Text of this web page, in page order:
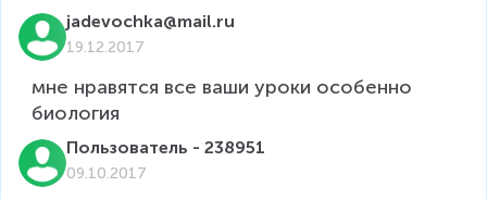
jadevochka@mail.ru
19.12.2017
мне нравятся все ваши уроки особенно
биология
Пользователь - 238951
09.10.2017